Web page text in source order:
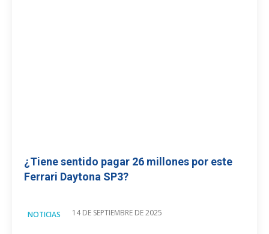
¿Tiene sentido pagar 26 millones por este
Ferrari Daytona SP3?
NOTICIAS 14 DE SEPTIEMBRE DE 2025